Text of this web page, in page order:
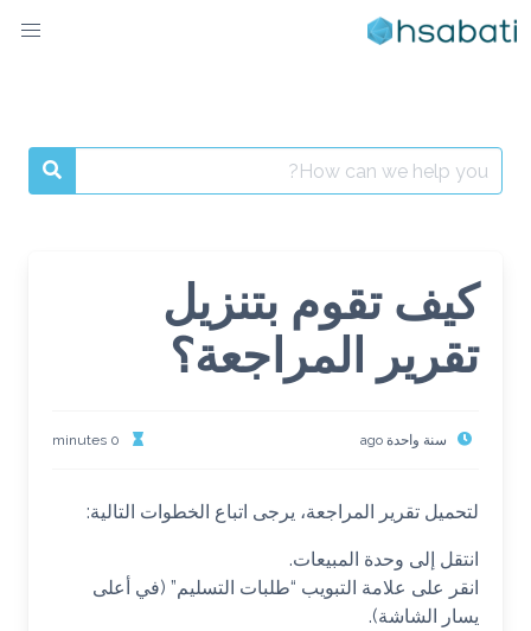
to
Search
for:
كيف تقوم بتنزيل
تقرير المراجعة؟
سنة واحدة ago 0 minutes
لتحميل تقرير المراجعة، يرجى اتباع الخطوات التالية:
انتقل إلى وحدة المبيعات.
انقر على علامة التبويب “طلبات التسليم” (في أعلى
يسار الشاشة).